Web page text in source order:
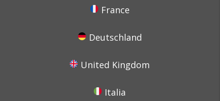
France
Deutschland
United Kingdom
Italia